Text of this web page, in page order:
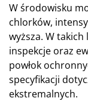
W środowisku
chlorków,
wyższa. W takich
inspekcje oraz
powłok
specyfikacji
ekstremalnych.